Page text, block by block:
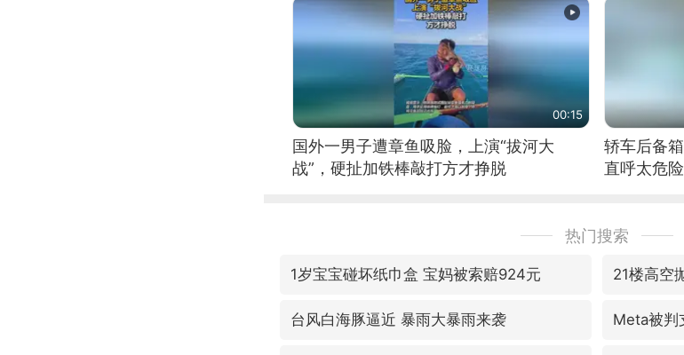
00:15
国外一男子遭章鱼吸脸，上演“拔河大
战”，硬扯加铁棒敲打方才挣脱
轿车后备
直呼太危
热门搜索
1岁宝宝碰坏纸巾盒 宝妈被索赔924元 21楼高空
台风白海豚逼近 暴雨大暴雨来袭 Meta被判